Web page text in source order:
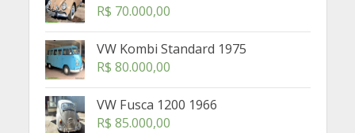
R$ 70.000,00
VW Kombi Standard 1975
R$ 80.000,00
VW Fusca 1200 1966
R$ 85.000,00